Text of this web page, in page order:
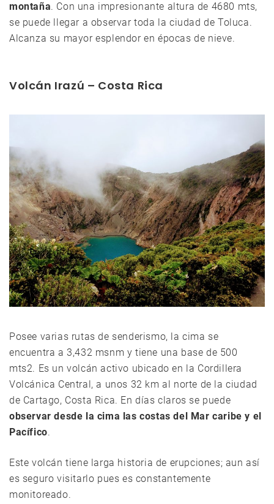
montaña. Con una impresionante altura de 4680 mts,
se puede llegar a observar toda la ciudad de Toluca.
Alcanza su mayor esplendor en épocas de nieve.
Volcán Irazú – Costa Rica
Posee varias rutas de senderismo, la cima se
encuentra a 3,432 msnm y tiene una base de 500
mts2. Es un volcán activo ubicado en la Cordillera
Volcánica Central, a unos 32 km al norte de la ciudad
de Cartago, Costa Rica. En días claros se puede
observar desde la cima las costas del Mar caribe y el
Pacífico.
Este volcán tiene larga historia de erupciones; aun así
es seguro visitarlo pues es constantemente
monitoreado.